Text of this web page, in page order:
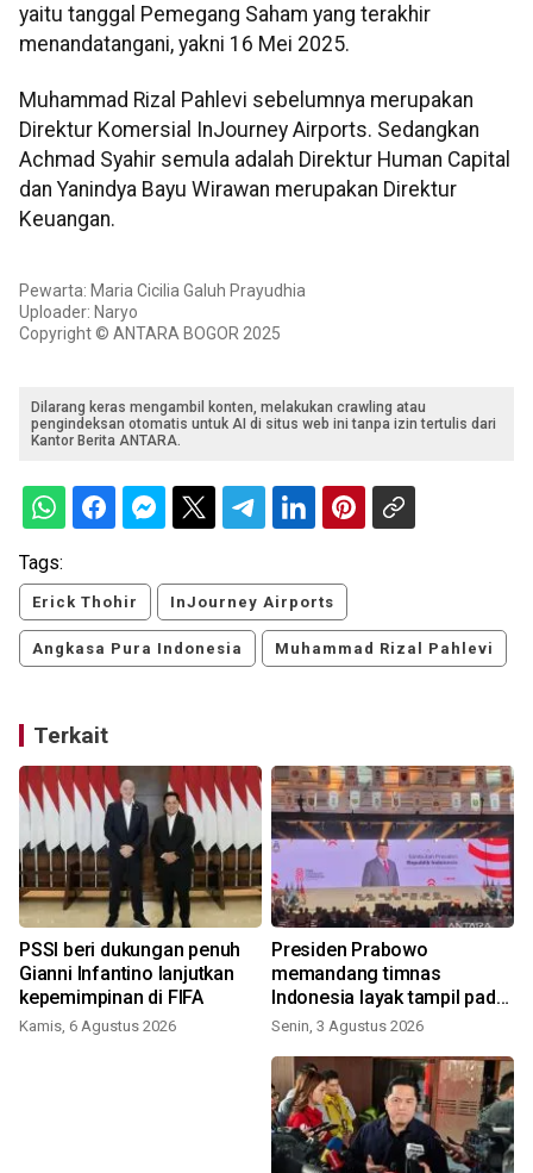
yaitu tanggal Pemegang Saham yang terakhir
menandatangani, yakni 16 Mei 2025.
Muhammad Rizal Pahlevi sebelumnya merupakan
Direktur Komersial InJourney Airports. Sedangkan
Achmad Syahir semula adalah Direktur Human Capital
dan Yanindya Bayu Wirawan merupakan Direktur
Keuangan.
Pewarta: Maria Cicilia Galuh Prayudhia
Uploader: Naryo
Copyright © ANTARA BOGOR 2025
Dilarang keras mengambil konten, melakukan crawling atau
pengindeksan otomatis untuk AI di situs web ini tanpa izin tertulis dari
Kantor Berita ANTARA.
Tags:
Erick Thohir InJourney Airports
Angkasa Pura Indonesia Muhammad Rizal Pahlevi
Terkait
PSSI beri dukungan penuh
Gianni Infantino lanjutkan
kepemimpinan di FIFA
Kamis, 6 Agustus 2026
Presiden Prabowo
memandang timnas
Indonesia layak tampil pada
Piala Dunia 2030
Senin, 3 Agustus 2026